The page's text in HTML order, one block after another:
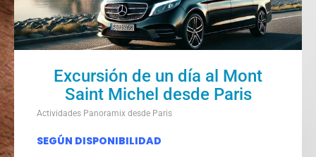
Excursión de un día al Mont
Saint Michel desde Paris
Actividades Panoramix desde Paris
SEGÚN DISPONIBILIDAD